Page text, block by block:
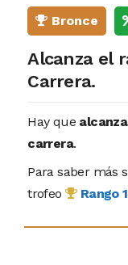
Bronce
Alcanza el
Carrera.
Hay que
carrera.
Para saber más
trofeo
Rango